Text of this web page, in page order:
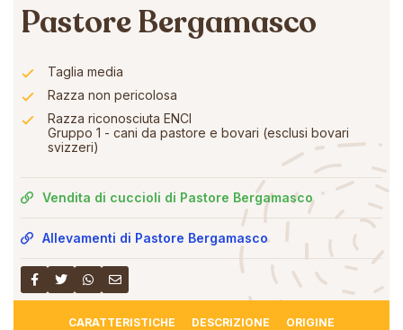
Pastore Bergamasco
Taglia media
Razza non pericolosa
Razza riconosciuta ENCI
Gruppo 1 - cani da pastore e bovari (esclusi bovari
svizzeri)
Vendita di cuccioli di Pastore Bergamasco
Allevamenti di Pastore Bergamasco
CARATTERISTICHE DESCRIZIONE
ORIGINE